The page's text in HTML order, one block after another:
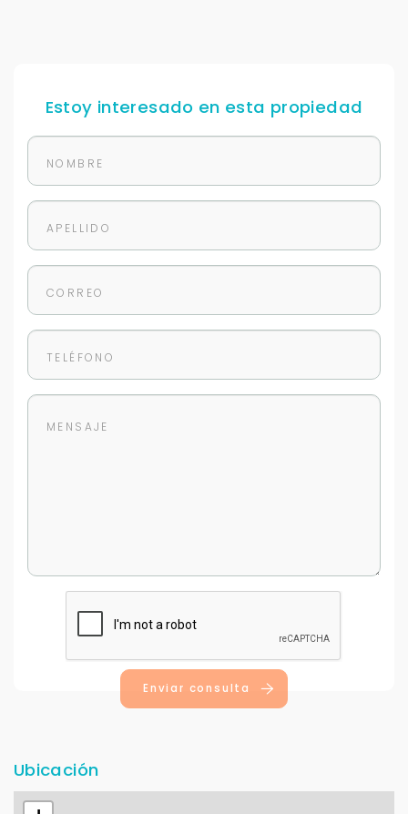
Estoy interesado en esta propiedad
Enviar consulta
Ubicación
sistema de gestión de clientes.
+598
No compartimos tu información ni enviamos spam.
Buscamos darte la mejor experiencia.
Con estos datos podemos responderte mejor y